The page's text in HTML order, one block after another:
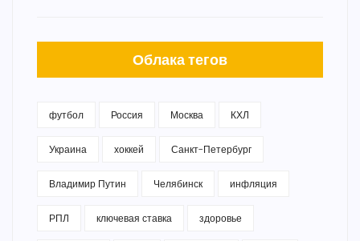
Облака тегов
футбол Россия Москва КХЛ
Украина хоккей Санкт-Петербург
Владимир Путин Челябинск инфляция
РПЛ ключевая ставка здоровье